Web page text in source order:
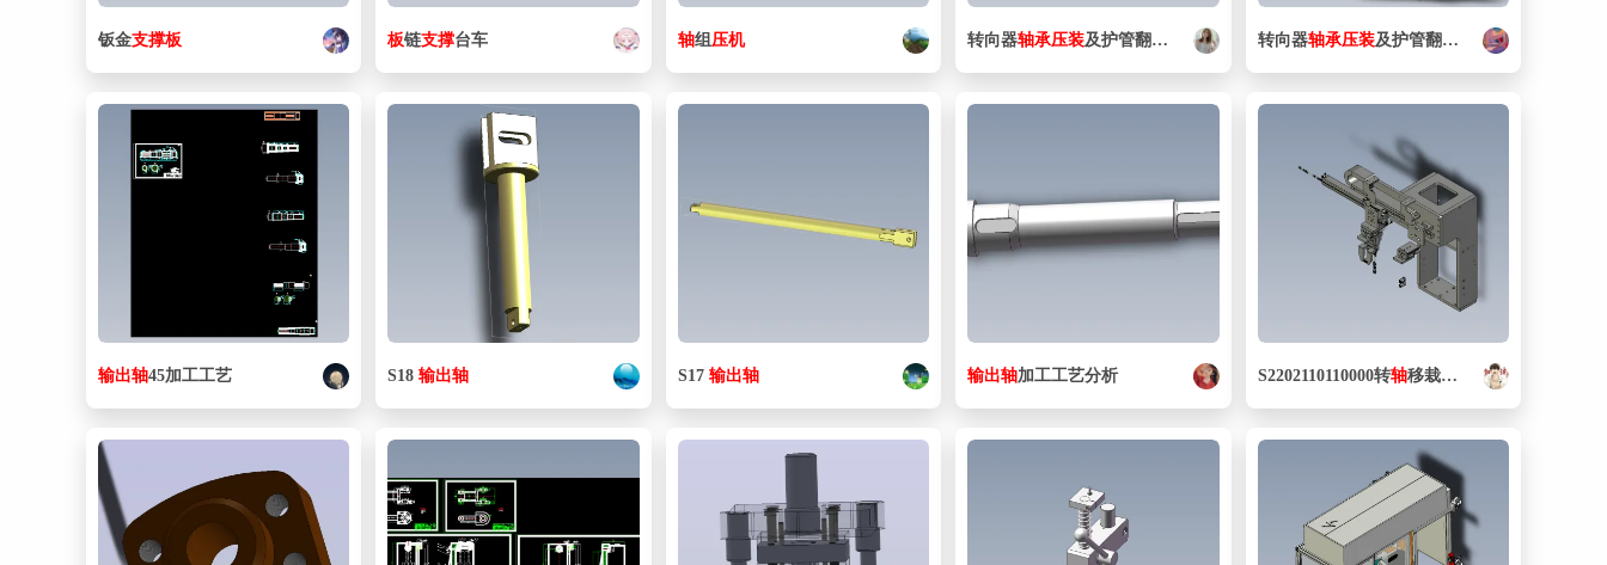
46. 175250_PEV_1_4_B_OD.ipt 543 KB
47. 186107_QS-G1_8-6-I.ipt 176 KB
49. 186717 ZBH-7.ipt 98 KB
50. 186717_ZBH-7.ipt 105 KB
103 KB
53. 192594_LFR_3_8_D_7_O_MIDI____0_.iam 84.5 KB
54. 193139_GRLA-M5-QS-6-D.ipt 197 KB
56. 193158_GRLZ-1_8-QS-6-D.ipt 233 KB
57. 193689_KMYZ-9-24-5-LED-PUR-B.ipt 206 KB
钣金支撑板 板链支撑台车 轴组 压机 转向器轴承压装及护管翻边设备 转向器轴承压装及护管翻边设备
输出轴45加工工艺 S18输出轴 S17 输出轴 输出轴加工工艺分析 S2202110110000转轴移栽至 装位